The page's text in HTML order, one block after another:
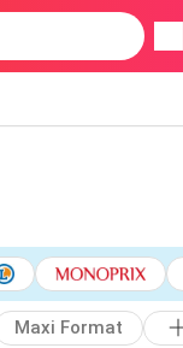
Maxi Format